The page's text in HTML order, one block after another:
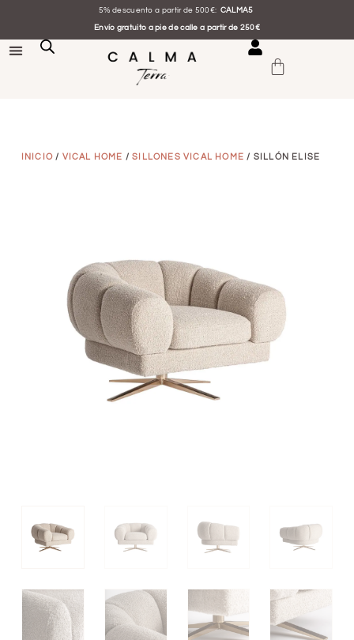
5% descuento a partir de 500€: CALMA5
Envío gratuito a pie de calle a partir de 250€
INICIO / VICAL HOME /SILLONES VICAL HOME / SILLÓN ELISE